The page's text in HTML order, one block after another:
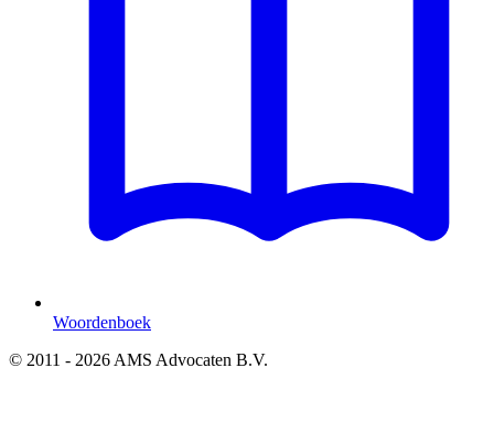
Woordenboek
© 2011 - 2026 AMS Advocaten B.V.